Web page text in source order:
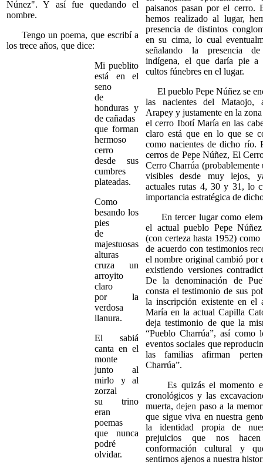
Núnez". Y así fue quedando el
nombre.
Tengo un poema, que escribí a
los trece años, que dice:
Mi pueblito
está en el
seno
de
honduras y
de cañadas
que forman
hermoso
cerro
desde sus
cumbres
plateadas.
Como
besando los
pies
de
majestuosas
alturas
cruza un
arroyito
claro
por la
verdosa
llanura.
El sabiá
canta en el
monte
junto al
mirlo y al
zorzal
su trino
eran
poemas
que nunca
podré
olvidar.
paisanos pasan por el cerro.
hemos realizado al lugar,
presencia de distintos
en su cima, lo cual
señalando la presencia
indígena, el que daría pie a
cultos fúnebres en el lugar.
El pueblo Pepe Núñez se
las nacientes del Mataojo,
Arapey y justamente en la
el cerro Ibotí María en las
claro está que en lo que se
como nacientes de dicho río.
cerros de Pepe Núñez, El
Cerro Charrúa (probablemente
visibles desde muy lejos,
actuales rutas 4, 30 y 31, lo
importancia estratégica de
En tercer lugar como
el actual pueblo Pepe
(con certeza hasta 1952)
de acuerdo con testimonios
el nombre original cambió por
existiendo versiones
De la denominación de
consta el testimonio de sus
la inscripción existente en el
María en la actual Capilla
deja testimonio de que la
“Pueblo Charrúa”, así como
eventos sociales que
las familias afirman
Charrúa”.
Es quizás el momento
cronológicos y las
muerta,dejen paso a la
que sigue viva en nuestra
la identidad propia de
prejuicios que nos
conformación cultural y
sentirnos ajenos a nuestra